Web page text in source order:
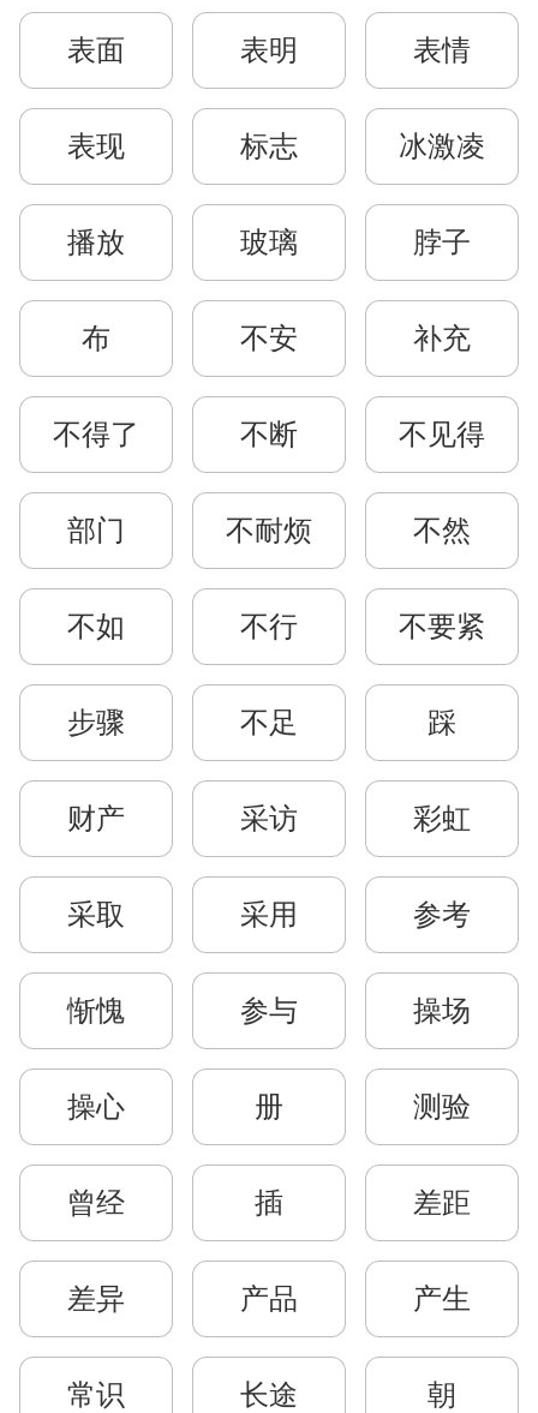
表面 表明 表情
表现 标志 冰激凌
播放 玻璃 脖子
布 不安 补充
不得了 不断 不见得
部门 不耐烦 不然
不如 不行 不要紧
步骤 不足 踩
财产 采访 彩虹
采取 采用 参考
惭愧 参与 操场
操心 册 测验
曾经 插 差距
差异 产品 产生
常识 长途 朝